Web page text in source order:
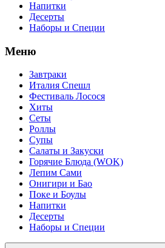
Напитки
Десерты
Наборы и Специи
Меню
Завтраки
Италия Спешл
Фестиваль Лосося
Хиты
Сеты
Роллы
Супы
Салаты и Закуски
Горячие Блюда (WOK)
Лепим Сами
Онигири и Бао
Поке и Боулы
Напитки
Десерты
Наборы и Специи